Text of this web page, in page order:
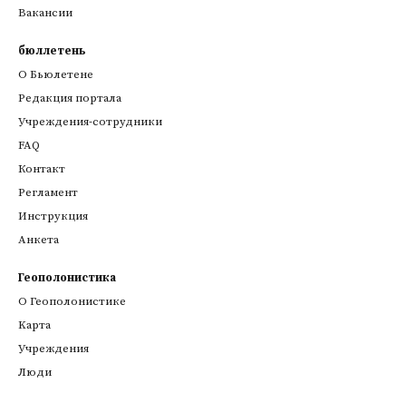
Вакансии
бюллетень
О Бьюлетене
Редакция портала
Учреждения-сотрудники
FAQ
Контакт
Регламент
Инструкция
Анкета
Геополонистика
О Геополонистике
Kарта
Учреждения
Люди